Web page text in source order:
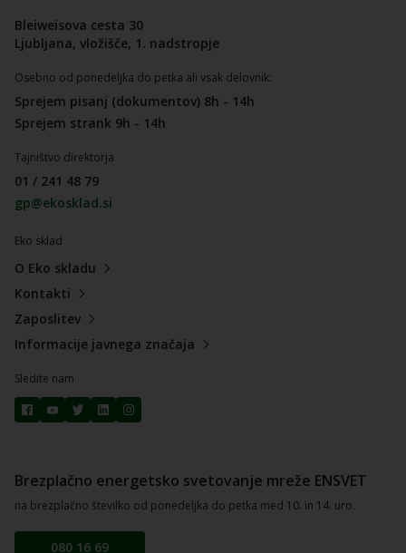
Bleiweisova cesta 30
Ljubljana, vložišče, 1. nadstropje
Osebno od ponedeljka do petka ali vsak delovnik:
Sprejem pisanj (dokumentov) 8h - 14h
Sprejem strank 9h - 14h
Tajništvo direktorja
01 / 241 48 79
gp@ekosklad.si
Eko sklad
O Eko skladu
Kontakti
Zaposlitev
Informacije javnega značaja
Sledite nam
Brezplačno energetsko svetovanje mreže ENSVET
na brezplačno številko od ponedeljka do petka med 10. in 14. uro.
080 16 69